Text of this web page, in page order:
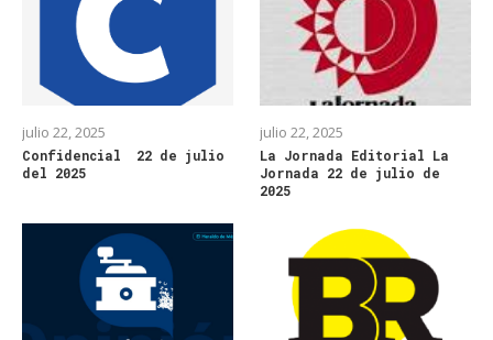
julio 22, 2025
Confidencial 22 de julio
del 2025
julio 22, 2025
La Jornada Editorial La
Jornada 22 de julio de
2025